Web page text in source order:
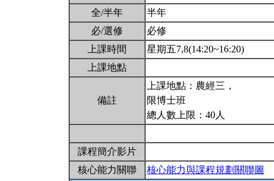
全/半年
半年
必/選修
必修
上課時間
星期五7,8(14:20~16:20)
上課地點
備註
上課地點：農經三，
限博士班
總人數上限：40人
課程簡介影片
核心能力關聯
核心能力與課程規劃關聯圖